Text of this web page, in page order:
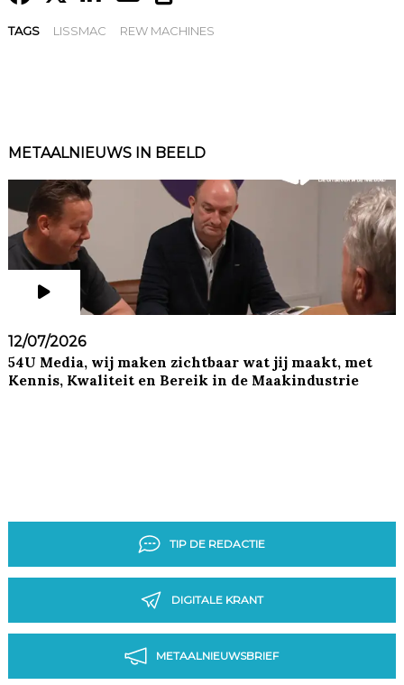
TAGS LISSMAC REW MACHINES
METAALNIEUWS IN BEELD
12/07/2026
54U Media, wij maken zichtbaar wat jij maakt, met
Kennis, Kwaliteit en Bereik in de Maakindustrie
TIP DE REDACTIE
DIGITALE KRANT
METAALNIEUWSBRIEF